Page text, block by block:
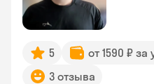
5 от 1590 ₽ за
3 отзыва